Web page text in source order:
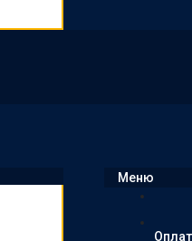
Меню